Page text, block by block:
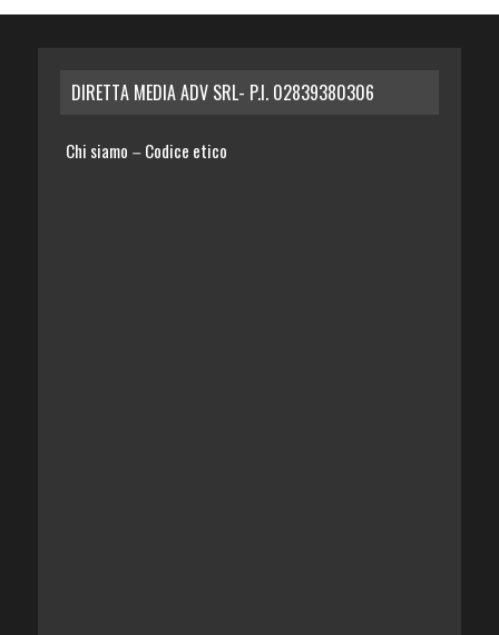
DIRETTA MEDIA ADV SRL- P.I. 02839380306
Chi siamo – Codice etico